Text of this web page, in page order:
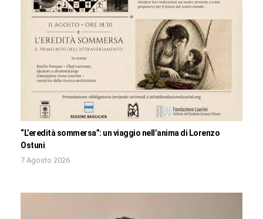
“L’eredità sommersa”: un viaggio nell’anima di Lorenzo
Ostuni
7 Agosto 2026